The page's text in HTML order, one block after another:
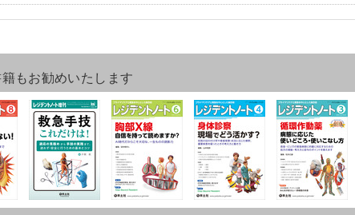
もお勧めいたします